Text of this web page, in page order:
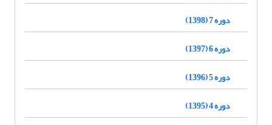
دوره 7 (1398)
دوره 6 (1397)
دوره 5 (1396)
دوره 4 (1395)